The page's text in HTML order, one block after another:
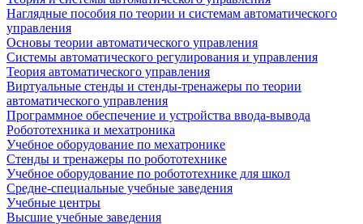
Наглядные пособия по теории и системам автоматического
управления
Основы теории автоматического управления
Системы автоматического регулирования и управления
Теория автоматического управления
Виртуальные стенды и стенды-тренажеры по теории
автоматического управления
Программное обеспечение и устройства ввода-вывода
Робототехника и мехатроника
Учебное оборудование по мехатронике
Стенды и тренажеры по робототехнике
Учебное оборудование по робототехнике для школ
Средне-специальные учебные заведения
Учебные центры
Высшие учебные заведения